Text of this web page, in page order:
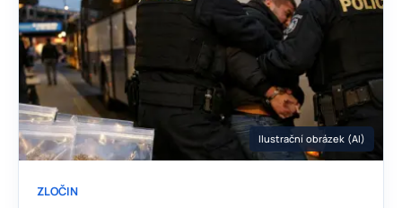
Ilustrační obrázek (AI)
ZLOČIN